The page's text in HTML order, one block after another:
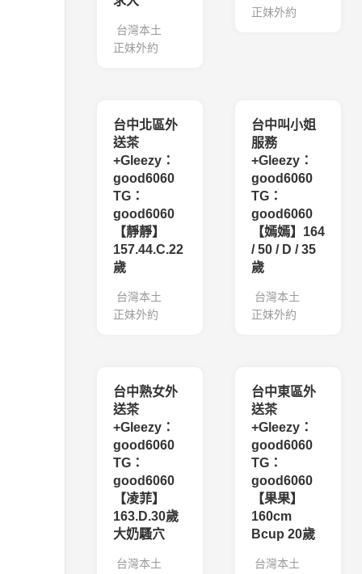
台灣本土
正妹外約
正妹外約
台中北區外
送茶
+Gleezy：
good6060
TG：
good6060
【靜靜】
157.44.C.22
歲
台灣本土
正妹外約
台中叫小姐
服務
+Gleezy：
good6060
TG：
good6060
【嫣嫣】164
/ 50 / D / 35
歲
台灣本土
正妹外約
台中熟女外
送茶
+Gleezy：
good6060
TG：
good6060
【凌菲】
163.D.30歲
大奶騷穴
台灣本土
台中東區外
送茶
+Gleezy：
good6060
TG：
good6060
【果果】
160cm
Bcup 20歲
台灣本土